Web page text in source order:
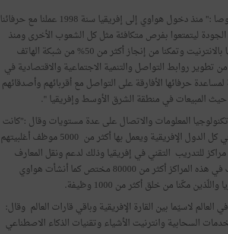
وقال مارك تشو عن الوضع في إفريقيا عموما وفي تونس خصوصا :" منذ دخول هواوي إلى إفريقيا سنة 1998 عملنا مع حرفائنا
ليتمتعوا بفرص متكافئة مثل كل الشعوب الأخرى ومنذ
20 سنة ونحن نحرص على جعل إفريقيا أفضل من ناحية ربطها بالانترنيت وتمكنا من إنجاز أكثر من 50% من شبكة الهاتف
ومكّنتنا من تطوير روابط التواصل والتنمية الاجتماعية والاقتصادية في
حرفائها الأفارقة على التواصل مع أقربائهم وأصدقائهم
حيث المبيعات في منطقة الشرق الأوسط وإفريقيا ".
المعلومات والاتصال على عدة مستويات وقال :"كانت
هواوي ولازالت تعمل على خلق فرص عمل من خلال وجودها في كل الدول الإفريقية ويعمل بها أكثر من 5000 موظف أغلبيتهم
كما تمتلك الشركة عدّة مراكز للتدريب التقني في إفريقيا وذلك لدعم ونقل المعارف
والمهارات في مجال تكنولوجيا المعلومات والاتصال وقد تدرب في هذه المراكز أكثر من 80000 مختص كما أنشأت هواوي
مكّنا من خلق أكثر من 1000 وظيفة.
لاسيّما بين القارة الإفريقية وباقي قارات العالم وقال:
السحابية وانترنيت الأشياء وتقنيات الذكاء الاصطناعي